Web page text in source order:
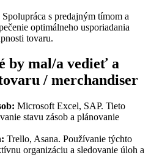
Spolupráca s predajným tímom a
optimálneho usporiadania
tovaru.
by mal/a vedieť a
/ merchandiser
Microsoft Excel, SAP. Tieto
stavu zásob a plánovanie
Trello, Asana. Používanie týchto
organizáciu a sledovanie úloh a